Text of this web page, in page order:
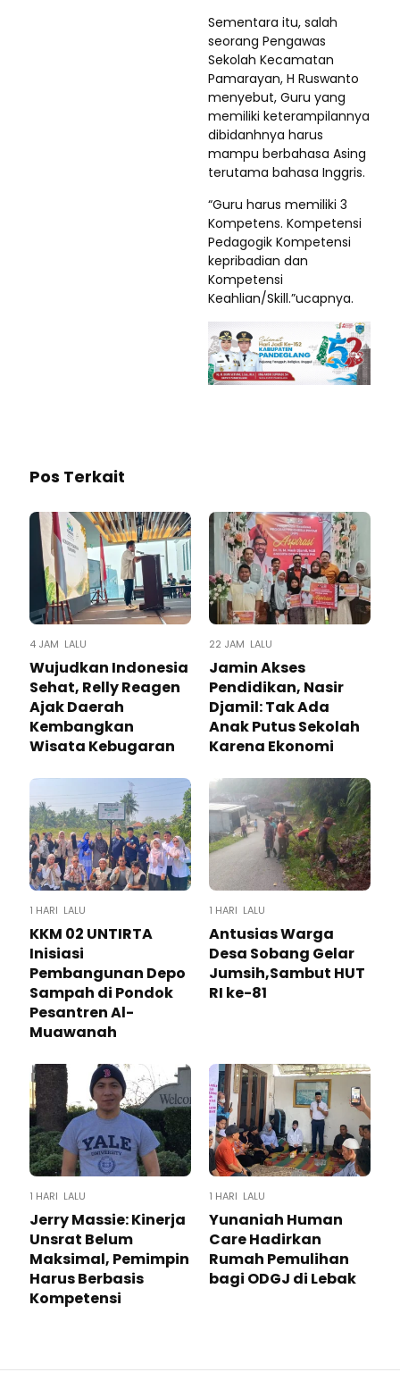
Sementara itu, salah
seorang Pengawas
Sekolah Kecamatan
Pamarayan, H Ruswanto
menyebut, Guru yang
memiliki keterampilannya
dibidanhnya harus
mampu berbahasa Asing
terutama bahasa Inggris.
“Guru harus memiliki 3
Kompetens. Kompetensi
Pedagogik Kompetensi
kepribadian dan
Kompetensi
Keahlian/Skill.”ucapnya.
Pos Terkait
4 JAM LALU
Wujudkan Indonesia
Sehat, Relly Reagen
Ajak Daerah
Kembangkan
Wisata Kebugaran
22 JAM LALU
Jamin Akses
Pendidikan, Nasir
Djamil: Tak Ada
Anak Putus Sekolah
Karena Ekonomi
1 HARI LALU
KKM 02 UNTIRTA
Inisiasi
Pembangunan Depo
Sampah di Pondok
Pesantren Al-
Muawanah
1 HARI LALU
Antusias Warga
Desa Sobang Gelar
Jumsih,Sambut HUT
RI ke-81
1 HARI LALU
Jerry Massie: Kinerja
Unsrat Belum
Maksimal, Pemimpin
Harus Berbasis
Kompetensi
1 HARI LALU
Yunaniah Human
Care Hadirkan
Rumah Pemulihan
bagi ODGJ di Lebak